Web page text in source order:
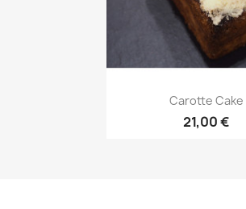
Vista rápida
Carotte Cake
21,00 €